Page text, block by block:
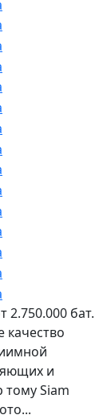
2.750.000 бат.
качество
и
Siam